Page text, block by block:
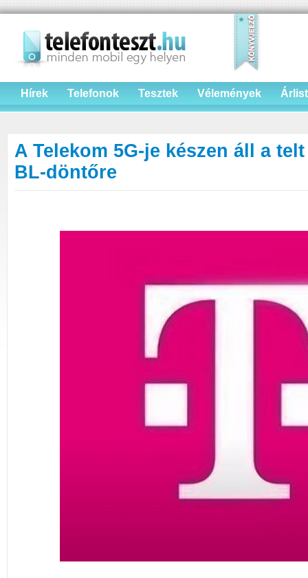
Hírek Telefonok Tesztek Vélemények
A Telekom 5G‑je készen áll a
BL‑döntőre